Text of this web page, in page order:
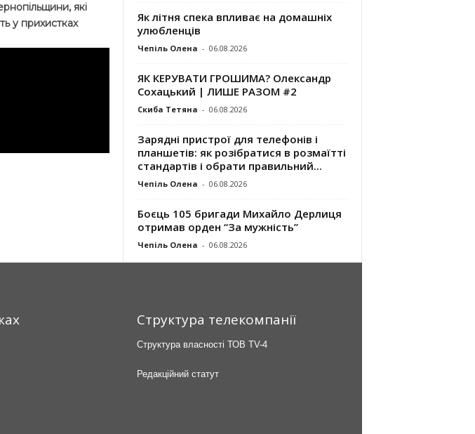
які
у прихистках
Як літня спека впливає на домашніх
улюбленців
Чепіль Олена - 06.08.2026
ЯК КЕРУВАТИ ГРОШИМА? Олександр
Сохацький | ЛИШЕ РАЗОМ #2
Скиба Тетяна - 06.08.2026
Зарядні пристрої для телефонів і
планшетів: як розібратися в розмаїтті
стандартів і обрати правильний...
Чепіль Олена - 06.08.2026
Боєць 105 бригади Михайло Дерлиця
отримав орден “За мужність”
Чепіль Олена - 06.08.2026
Структура телекомпанії
Структура власності ТОВ TV-4
Редакційний статут